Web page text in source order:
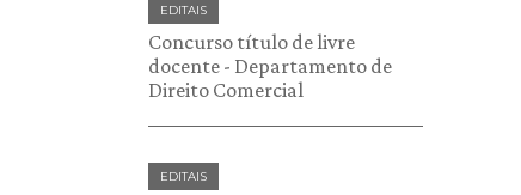
EDITAIS
Concurso título de livre
docente - Departamento de
Direito Comercial
EDITAIS